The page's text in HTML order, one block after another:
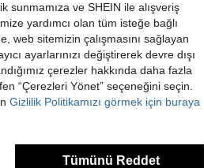
sunmamıza ve SHEIN ile alışveriş
yardımcı olan tüm isteğe bağlı
web sitemizin çalışmasını sağlayan
ayarlarınızı değiştirerek devre dışı
çerezler hakkında daha fazla
“Çerezleri Yönet” seçeneğini seçin.
Gizlilik Politikamızı görmek için buraya
Tümünü Reddet